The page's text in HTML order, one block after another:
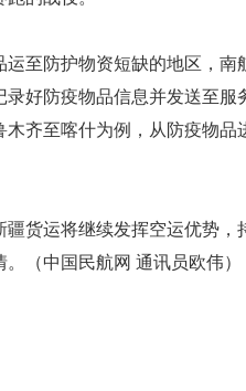
运至防护物资短缺的地区，南
好防疫物品信息并发送至服
齐至喀什为例，从防疫物品
疆货运将继续发挥空运优势，
（中国民航网 通讯员欧伟）